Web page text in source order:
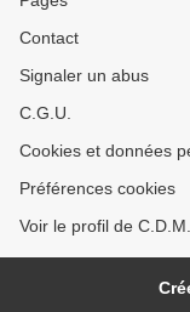
Contact
Signaler un abus
C.G.U.
Cookies et données
Préférences cookies
Voir le profil de